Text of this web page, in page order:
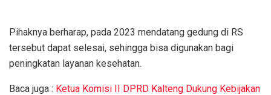
Pihaknya berharap, pada 2023 mendatang gedung di RS
tersebut dapat selesai, sehingga bisa digunakan bagi
peningkatan layanan kesehatan.
Baca juga : Ketua Komisi II DPRD Kalteng Dukung Kebijakan